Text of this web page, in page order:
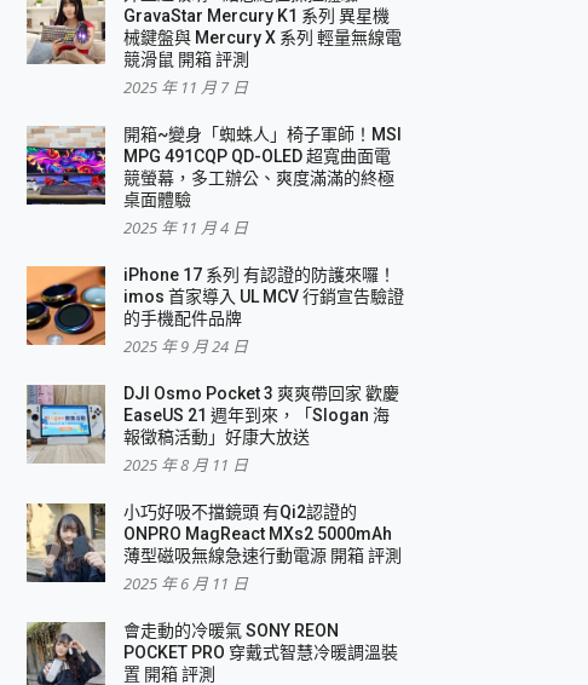
GravaStar Mercury K1 系列 異星機
械鍵盤與 Mercury X 系列 輕量無線電
競滑鼠 開箱 評測
2025 年 11 月 7 日
開箱~變身「蜘蛛人」椅子軍師！MSI
MPG 491CQP QD-OLED 超寬曲面電
競螢幕，多工辦公、爽度滿滿的終極
桌面體驗
2025 年 11 月 4 日
iPhone 17 系列 有認證的防護來囉！
imos 首家導入 UL MCV 行銷宣告驗證
的手機配件品牌
2025 年 9 月 24 日
DJI Osmo Pocket 3 爽爽帶回家 歡慶
EaseUS 21 週年到來，「Slogan 海
報徵稿活動」好康大放送
2025 年 8 月 11 日
小巧好吸不擋鏡頭 有Qi2認證的
ONPRO MagReact MXs2 5000mAh
薄型磁吸無線急速行動電源 開箱 評測
2025 年 6 月 11 日
會走動的冷暖氣 SONY REON
POCKET PRO 穿戴式智慧冷暖調溫裝
置 開箱 評測